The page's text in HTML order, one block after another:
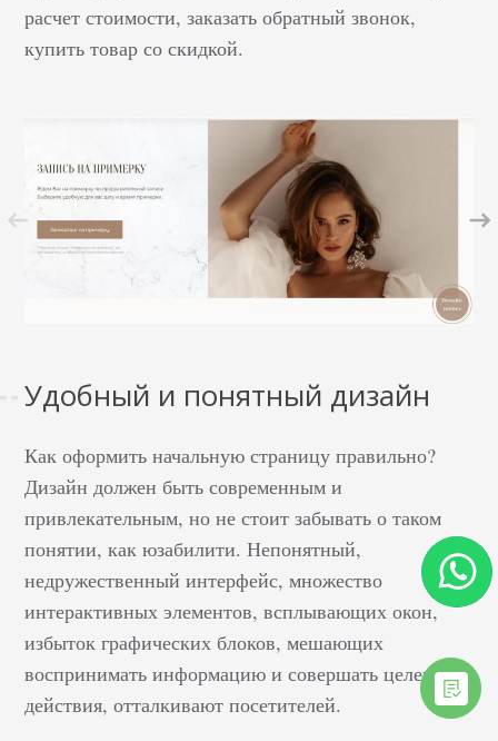
расчет стоимости, заказать обратный звонок,
купить товар со скидкой.
Удобный и понятный дизайн
Как оформить начальную страницу правильно?
Дизайн должен быть современным и
привлекательным, но не стоит забывать о таком
понятии, как юзабилити. Непонятный,
недружественный интерфейс, множество
интерактивных элементов, всплывающих окон,
избыток графических блоков, мешающих
воспринимать информацию и совершать целевые
действия, отталкивают посетителей.